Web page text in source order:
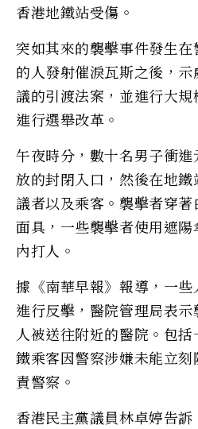
香港地鐵站受傷。
突如其來的襲擊事件發生
的人發射催淚瓦斯之後，
議的引渡法案，並進行大
進行選舉改革。
午夜時分，數十名男子衝
放的封閉入口，然後在地
議者以及乘客。襲擊者穿
面具，一些襲擊者使用遮
內打人。
據《南華早報》報導，一
進行反擊，醫院管理局表
人被送往附近的醫院。包
鐵乘客因警察涉嫌未能立
責警察。
香港民主黨議員林卓婷告